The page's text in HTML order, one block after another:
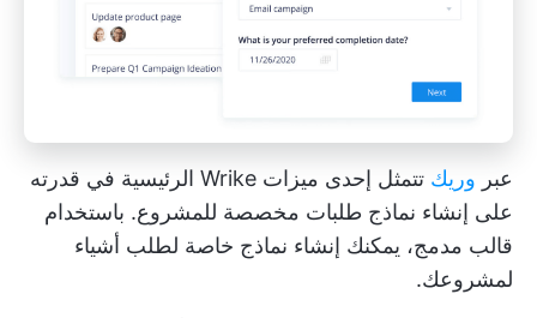
عبر وريك
تتمثل إحدى ميزات Wrike الرئيسية في قدرته
على إنشاء نماذج طلبات مخصصة للمشروع. باستخدام
قالب مدمج، يمكنك إنشاء نماذج خاصة لطلب أشياء
لمشروعك.